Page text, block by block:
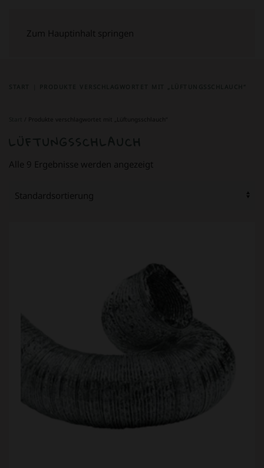
Zum Hauptinhalt springen
/ Produkte verschlagwortet mit „Lüftungsschlauch“
Alle 9 Ergebnisse werden angezeigt